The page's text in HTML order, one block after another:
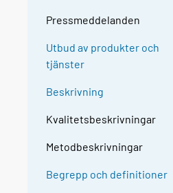
Pressmeddelanden
Utbud av produkter och
tjänster
Beskrivning
Kvalitetsbeskrivningar
Metodbeskrivningar
Begrepp och definitioner